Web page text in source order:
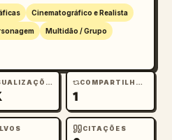
do festival.
na mão.
na chapa
Cinematográfico e Realista
Multidão / Grupo
VISUALIZAÇÕES COMPARTILHAMENTOS
1
CITAÇÕES